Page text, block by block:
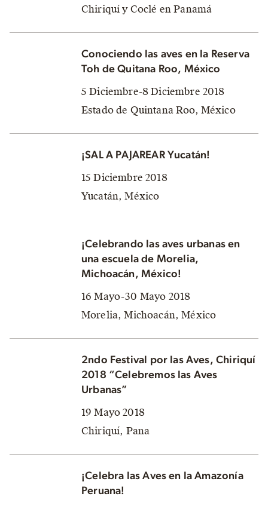
Chiriquí y Coclé en Panamá
Conociendo las aves en la Reserva
Toh de Quitana Roo, México
5 Diciembre-8 Diciembre 2018
Estado de Quintana Roo, México
¡SAL A PAJAREAR Yucatán!
15 Diciembre 2018
Yucatán, México
¡Celebrando las aves urbanas en
una escuela de Morelia,
Michoacán, México!
16 Mayo-30 Mayo 2018
Morelia, Michoacán, México
2ndo Festival por las Aves, Chiriquí
2018 “Celebremos las Aves
Urbanas”
19 Mayo 2018
Chiriquí, Pana
¡Celebra las Aves en la Amazonía
Peruana!